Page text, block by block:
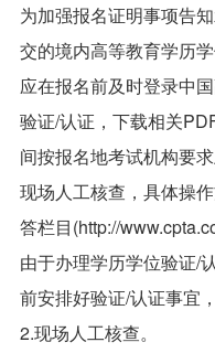
为加强报名证明事项告
交的境内高等教育学历
应在报名前及时登录中
验证/认证，下载相关
间按报名地考试机构要
现场人工核查，具体操
答栏目(http://
由于办理学历学位验证/
前安排好验证/认证事宜
2.现场人工核查。